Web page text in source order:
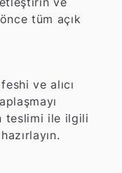
tüm açık
ve alıcı
teslimi ile ilgili